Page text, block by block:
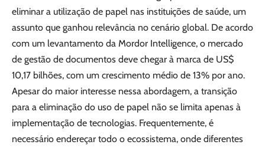
eliminar a utilização de papel nas instituições de saúde, um
assunto que ganhou relevância no cenário global. De acordo
com um levantamento da Mordor Intelligence, o mercado
de gestão de documentos deve chegar à marca de US$
10,17 bilhões, com um crescimento médio de 13% por ano.
Apesar do maior interesse nessa abordagem, a transição
para a eliminação do uso de papel não se limita apenas à
implementação de tecnologias. Frequentemente, é
necessário endereçar todo o ecossistema, onde diferentes